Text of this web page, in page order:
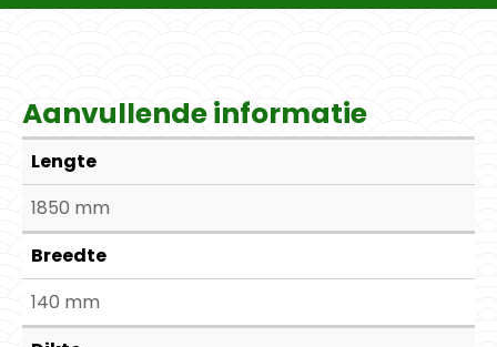
Aanvullende informatie
Lengte
1850 mm
Breedte
140 mm